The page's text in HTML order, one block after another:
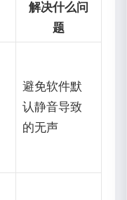
解决什么问
题
避免软件默
认静音导致
的无声